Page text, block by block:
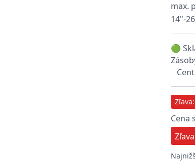
max.
14"-
🟢
Cena